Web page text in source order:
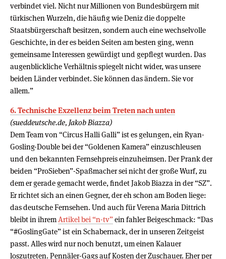
verbindet viel. Nicht nur Millionen von Bundesbürgern mit
türkischen Wurzeln, die häufig wie Deniz die doppelte
Staatsbürgerschaft besitzen, sondern auch eine wechselvolle
Geschichte, in der es beiden Seiten am besten ging, wenn
gemeinsame Interessen gewürdigt und gepflegt wurden. Das
augenblickliche Verhältnis spiegelt nicht wider, was unsere
beiden Länder verbindet. Sie können das ändern. Sie vor
allem.”
6. Technische Exzellenz beim Treten nach unten
(sueddeutsche.de, Jakob Biazza)
Dem Team von “Circus Halli Galli” ist es gelungen, ein Ryan-
Gosling-Double bei der “Goldenen Kamera” einzuschleusen
und den bekannten Fernsehpreis einzuheimsen. Der Prank der
beiden “ProSieben”-Spaßmacher sei nicht der große Wurf, zu
dem er gerade gemacht werde, findet Jakob Biazza in der “SZ”.
Er richtet sich an einen Gegner, der eh schon am Boden liege:
das deutsche Fernsehen. Und auch für Verena Maria Dittrich
bleibt in ihrem Artikel bei “n-tv”ein fahler Beigeschmack: “Das
“#GoslingGate” ist ein Schabernack, der in unseren Zeitgeist
passt. Alles wird nur noch benutzt, um einen Kalauer
loszutreten. Pennäler-Gags auf Kosten der Zuschauer. Eher per